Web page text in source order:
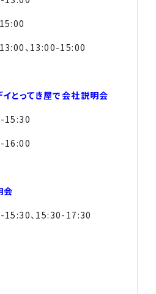
、13:00-15:00
とってき屋で会社説明会
15:30
16:00
会
15:30、15:30-17:30